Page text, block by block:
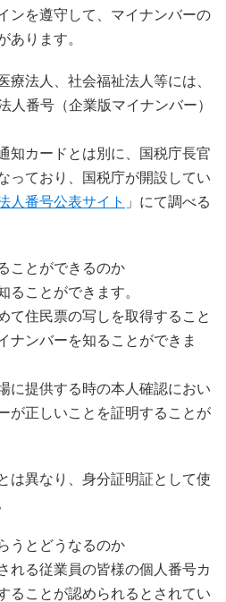
ンを遵守して、マイナンバーの
あります。
療法人、社会福祉法人等には、
人番号（企業版マイナンバー）
知カードとは別に、国税庁長官
っており、国税庁が開設してい
人番号公表サイト 」にて調べる
ことができるのか
ることができます。
て住民票の写しを取得すること
ナンバーを知ることができま
に提供する時の本人確認におい
が正しいことを証明することが
は異なり、身分証明証として使
うとどうなるのか
れる従業員の皆様の個人番号カ
ることが認められるとされてい